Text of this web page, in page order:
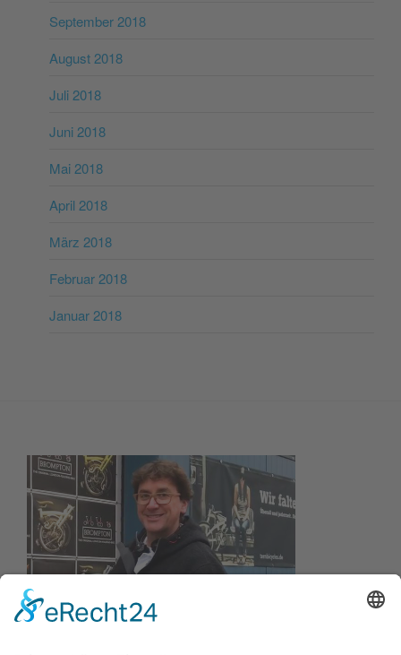
September 2018
August 2018
Juli 2018
Juni 2018
Mai 2018
April 2018
März 2018
Februar 2018
Januar 2018